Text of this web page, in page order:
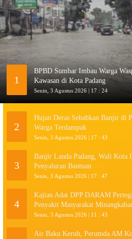
1
BPBD Sumbar Imbau Warga
Kawasan di Kota Padang
Senin, 3 Agustus 2026 | 17 : 24
2
Hujan Deras Sebabkan Banjir di
Warga Terdampak
Senin, 3 Agustus 2026 | 17 : 43
3
Banjir Landa Padang, Wali Kota
Penyaluran Bantuan
Senin, 3 Agustus 2026 | 17 : 47
4
Kajian Adat DPP DARAM
Penyakit Masyarakat
Senin, 3 Agustus 2026 | 11 : 43
Air Baku Keruh, Perumda AM